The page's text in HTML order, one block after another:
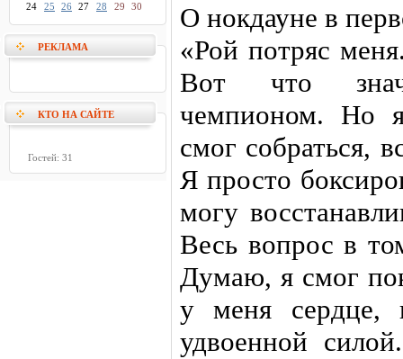
24
25 26 27 28 29 30
РЕКЛАМА
КТО НА САЙТЕ
Гостей: 31
О нокдауне в
«Рой потряс
Вот что
чемпионом. Но
смог собраться,
Я просто
могу
Весь вопрос в
Думаю, я смог
у меня сердце,
удвоенной